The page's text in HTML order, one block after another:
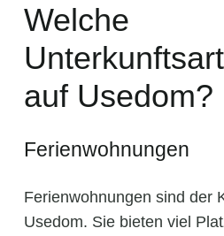
Welche
auf Usedom?
Ferienwohnungen
Ferienwohnungen sind der
Usedom. Sie bieten viel